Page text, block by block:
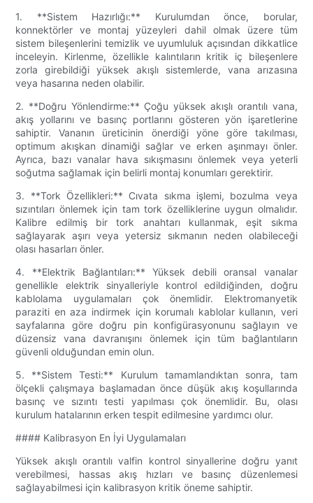
1. **Sistem Hazırlığı:** Kurulumdan önce, borular,
konnektörler ve montaj yüzeyleri dahil olmak üzere tüm
sistem bileşenlerini temizlik ve uyumluluk açısından dikkatlice
inceleyin. Kirlenme, özellikle kalıntıların kritik iç bileşenlere
zorla girebildiği yüksek akışlı sistemlerde, vana arızasına
veya hasarına neden olabilir.
2. **Doğru Yönlendirme:** Çoğu yüksek akışlı orantılı vana,
akış yollarını ve basınç portlarını gösteren yön işaretlerine
sahiptir. Vananın üreticinin önerdiği yöne göre takılması,
optimum akışkan dinamiği sağlar ve erken aşınmayı önler.
Ayrıca, bazı vanalar hava sıkışmasını önlemek veya yeterli
soğutma sağlamak için belirli montaj konumları gerektirir.
3. **Tork Özellikleri:** Cıvata sıkma işlemi, bozulma veya
sızıntıları önlemek için tam tork özelliklerine uygun olmalıdır.
Kalibre edilmiş bir tork anahtarı kullanmak, eşit sıkma
sağlayarak aşırı veya yetersiz sıkmanın neden olabileceği
olası hasarları önler.
4. **Elektrik Bağlantıları:** Yüksek debili oransal vanalar
genellikle elektrik sinyalleriyle kontrol edildiğinden, doğru
kablolama uygulamaları çok önemlidir. Elektromanyetik
paraziti en aza indirmek için korumalı kablolar kullanın, veri
sayfalarına göre doğru pin konfigürasyonunu sağlayın ve
düzensiz vana davranışını önlemek için tüm bağlantıların
güvenli olduğundan emin olun.
5. **Sistem Testi:** Kurulum tamamlandıktan sonra, tam
ölçekli çalışmaya başlamadan önce düşük akış koşullarında
basınç ve sızıntı testi yapılması çok önemlidir. Bu, olası
kurulum hatalarının erken tespit edilmesine yardımcı olur.
#### Kalibrasyon En İyi Uygulamaları
Yüksek akışlı orantılı valfin kontrol sinyallerine doğru yanıt
verebilmesi, hassas akış hızları ve basınç düzenlemesi
sağlayabilmesi için kalibrasyon kritik öneme sahiptir.